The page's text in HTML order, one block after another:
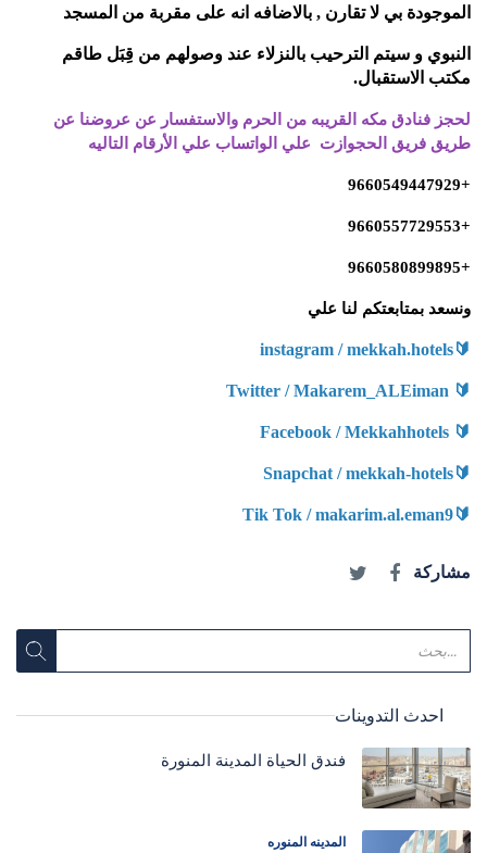
الموجودة بي لا تقارن , بالاضافه انه على مقربة من المسجد
النبوي و سيتم الترحيب بالنزلاء عند وصولهم من قِبَل طاقم
مكتب الاستقبال.
لحجز فنادق مكه القريبه من الحرم والاستفسار عن عروضنا عن
طريق فريق الحجوازت علي الواتساب علي الأرقام التاليه
+9660549447929
+9660557729553
+9660580899895
ونسعد بمتابعتكم لنا علي
🔰
instagram / mekkah.hotels
🔰
🔰
🔰
Snapchat / mekkah-hotels
🔰
Tik Tok / makarim.al.eman9
مشاركة
احدث التدوينات
فندق الحياة المدينة المنورة
المدينه المنوره